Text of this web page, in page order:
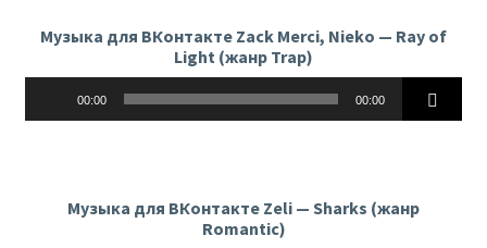
Музыка для ВКонтакте Zack Merci, Nieko — Ray of
Light (жанр Trap)
00:00 00:00
Музыка для ВКонтакте Zeli — Sharks (жанр
Romantic)